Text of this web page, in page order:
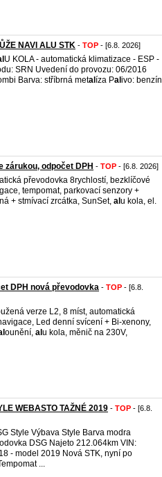
NAVI ALU STK - TOP - [6.8. 2026]
U KOLA - automatická klimatizace - ESP -
SRN Uvedení do provozu: 06/2016
Barva: stříbrná metal íza Pal ivo: benzín
zárukou, odpočet DPH - TOP - [6.8. 2026]
převodovka 8rychlostí, bezklíčové
tempomat, parkovací senzory +
+ stmívací zrcátka, SunSet, al u kola, el.
DPH nová převodovka - TOP - [6.8.
verze L2, 8 míst, automatická
Led denní svícení + Bi-xenony,
ounění, al u kola, měnič na 230V,
WEBASTO TAŽNÉ 2019 - TOP - [6.8.
Style Výbava Style Barva modra
DSG Najeto 212.064km VIN:
- model 2019 Nová STK, nyní po
...